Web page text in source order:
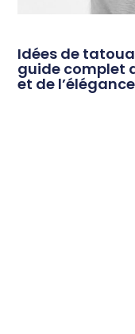
Idées de
guide complet
et de